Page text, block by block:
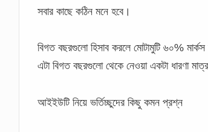
সবার কাছে কঠিন মনে হবে।
বিগত বছরগুলো হিসাব করলে মোটামুটি ৬০% মার্কস
এটা বিগত বছরগুলো থেকে নেওয়া একটা ধারণা
আইইউটি নিয়ে ভর্তিচ্ছুদের কিছু কমন প্রশ্ন